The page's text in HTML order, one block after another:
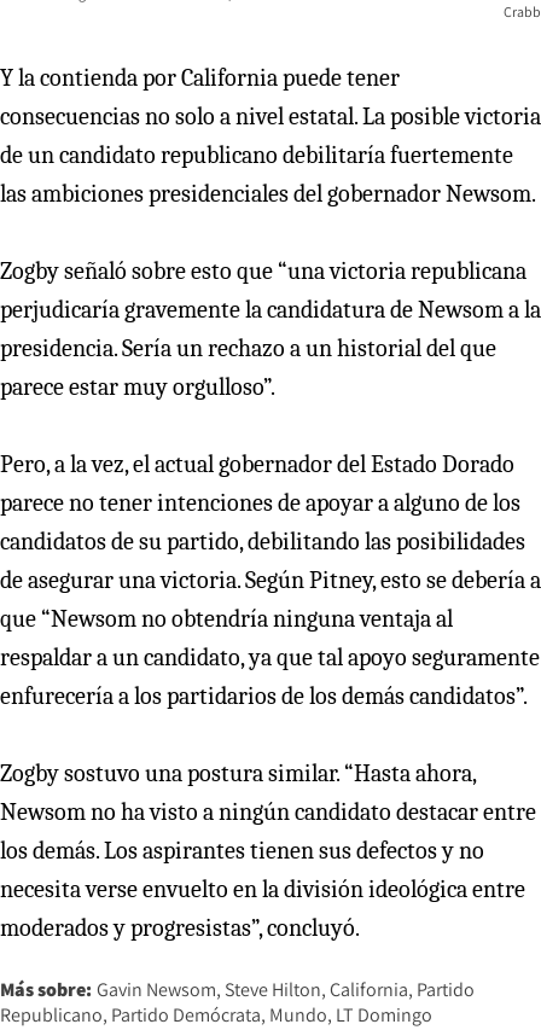
Crabb
Y la contienda por California puede tener
consecuencias no solo a nivel estatal. La posible victoria
de un candidato republicano debilitaría fuertemente
las ambiciones presidenciales del gobernador Newsom.
Zogby señaló sobre esto que “una victoria republicana
perjudicaría gravemente la candidatura de Newsom a la
presidencia. Sería un rechazo a un historial del que
parece estar muy orgulloso”.
Pero, a la vez, el actual gobernador del Estado Dorado
parece no tener intenciones de apoyar a alguno de los
candidatos de su partido, debilitando las posibilidades
de asegurar una victoria. Según Pitney, esto se debería a
que “Newsom no obtendría ninguna ventaja al
respaldar a un candidato, ya que tal apoyo seguramente
enfurecería a los partidarios de los demás candidatos”.
Zogby sostuvo una postura similar. “Hasta ahora,
Newsom no ha visto a ningún candidato destacar entre
los demás. Los aspirantes tienen sus defectos y no
necesita verse envuelto en la división ideológica entre
moderados y progresistas”, concluyó.
Más sobre: Gavin Newsom Steve Hilton California Partido
Republicano Partido Demócrata Mundo LT Domingo